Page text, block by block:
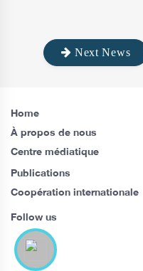
Next News
Home
À propos de nous
Centre médiatique
Publications
Coopération internationale
Follow us